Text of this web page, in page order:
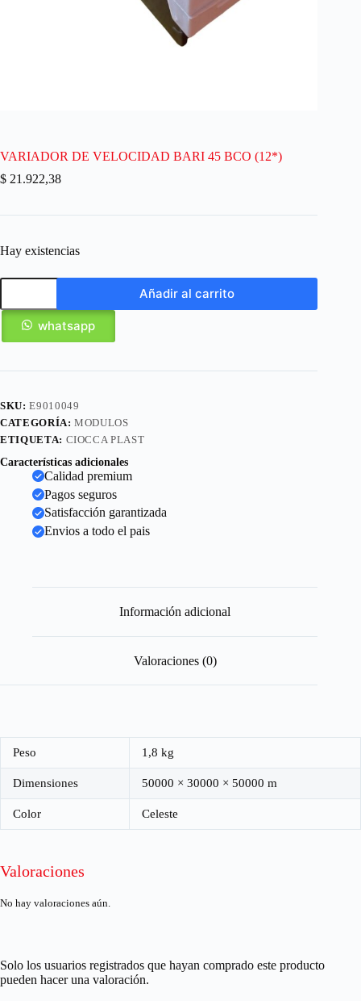
VARIADOR DE VELOCIDAD BARI 45 BCO (12*)
$ 21.922,38
Hay existencias
Añadir al carrito
whatsapp
SKU:E9010049
CATEGORÍA:MODULOS
ETIQUETA: CIOCCA PLAST
Características adicionales
Calidad premium
Pagos seguros
Satisfacción garantizada
Envios a todo el pais
Información adicional
Valoraciones (0)
Peso 1,8 kg
Dimensiones 50000 × 30000 × 50000 m
Color Celeste
Valoraciones
No hay valoraciones aún.
Solo los usuarios registrados que hayan comprado este producto
pueden hacer una valoración.